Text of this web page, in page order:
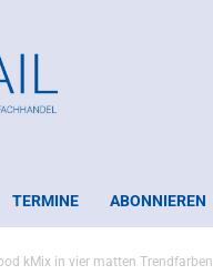
TERMINE ABONNIEREN
kMix in vier matten Trendfarben